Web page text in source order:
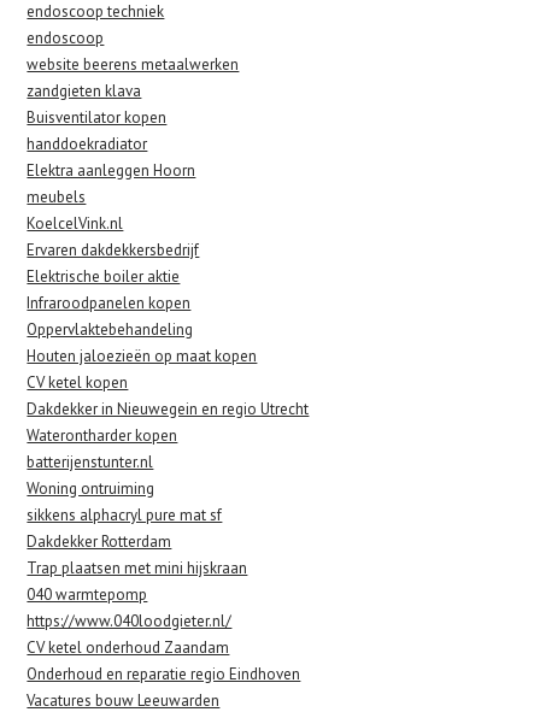
endoscoop techniek
endoscoop
website beerens metaalwerken
zandgieten klava
Buisventilator kopen
handdoekradiator
Elektra aanleggen Hoorn
meubels
KoelcelVink.nl
Ervaren dakdekkersbedrijf
Elektrische boiler aktie
Infraroodpanelen kopen
Oppervlaktebehandeling
Houten jaloezieën op maat kopen
CV ketel kopen
Dakdekker in Nieuwegein en regio Utrecht
Waterontharder kopen
batterijenstunter.nl
Woning ontruiming
sikkens alphacryl pure mat sf
Dakdekker Rotterdam
Trap plaatsen met mini hijskraan
040 warmtepomp
https://www.040loodgieter.nl/
CV ketel onderhoud Zaandam
Onderhoud en reparatie regio Eindhoven
Vacatures bouw Leeuwarden